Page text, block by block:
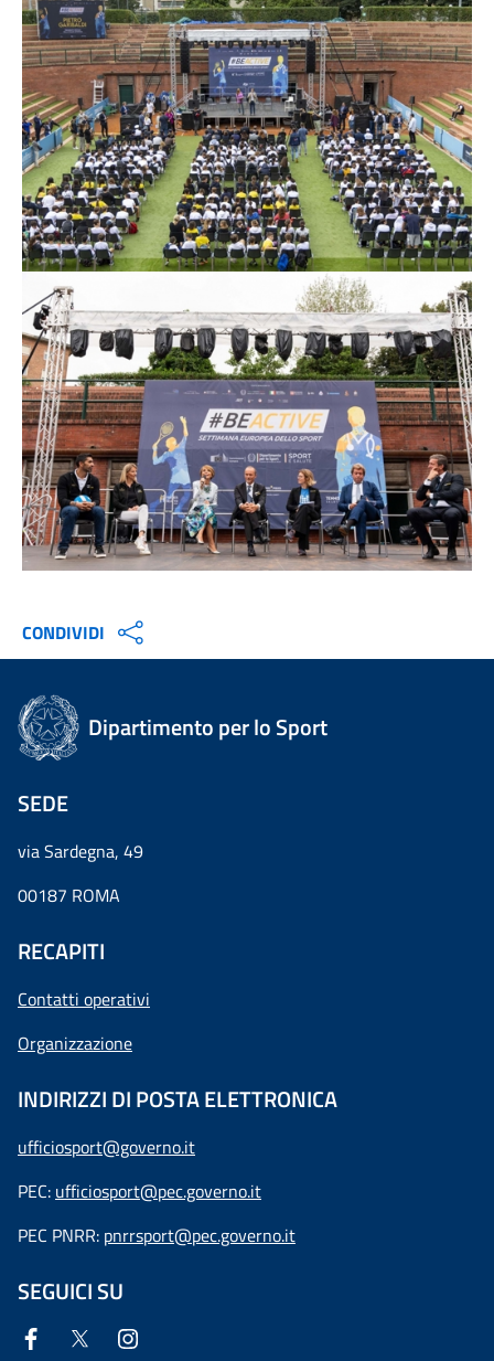
CONDIVIDI
Dipartimento per lo Sport
SEDE
via Sardegna, 49
00187 ROMA
RECAPITI
Contatti operativi
Organizzazione
INDIRIZZI DI POSTA ELETTRONICA
ufficiosport@governo.it
PEC: ufficiosport@pec.governo.it
PEC PNRR: pnrrsport@pec.governo.it
SEGUICI SU